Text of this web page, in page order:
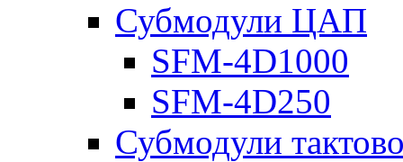
Субмодули ЦАП
SFM-4D1000
SFM-4D250
Субмодули